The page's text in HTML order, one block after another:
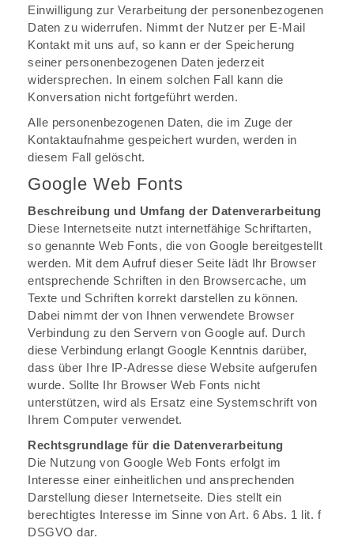
Einwilligung zur Verarbeitung der personenbezogenen
Daten zu widerrufen. Nimmt der Nutzer per E-Mail
Kontakt mit uns auf, so kann er der Speicherung
seiner personenbezogenen Daten jederzeit
widersprechen. In einem solchen Fall kann die
Konversation nicht fortgeführt werden.
Alle personenbezogenen Daten, die im Zuge der
Kontaktaufnahme gespeichert wurden, werden in
diesem Fall gelöscht.
Google Web Fonts
Beschreibung und Umfang der Datenverarbeitung
Diese Internetseite nutzt internetfähige Schriftarten,
so genannte Web Fonts, die von Google bereitgestellt
werden. Mit dem Aufruf dieser Seite lädt Ihr Browser
entsprechende Schriften in den Browsercache, um
Texte und Schriften korrekt darstellen zu können.
Dabei nimmt der von Ihnen verwendete Browser
Verbindung zu den Servern von Google auf. Durch
diese Verbindung erlangt Google Kenntnis darüber,
dass über Ihre IP-Adresse diese Website aufgerufen
wurde. Sollte Ihr Browser Web Fonts nicht
unterstützen, wird als Ersatz eine Systemschrift von
Ihrem Computer verwendet.
Rechtsgrundlage für die Datenverarbeitung
Die Nutzung von Google Web Fonts erfolgt im
Interesse einer einheitlichen und ansprechenden
Darstellung dieser Internetseite. Dies stellt ein
berechtigtes Interesse im Sinne von Art. 6 Abs. 1 lit. f
DSGVO dar.